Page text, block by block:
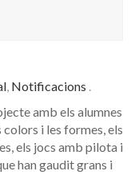
, Notificacions .
amb els alumnes
colors i les formes, els
els jocs amb pilota i
han gaudit grans i